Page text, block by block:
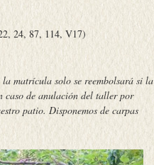
24, 87, 114, V17)
matrícula solo se reembolsará si la
caso de anulación del taller por
patio. Disponemos de carpas